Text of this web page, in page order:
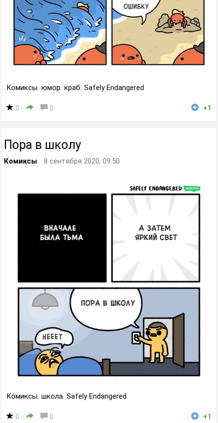
Комиксы, юмор, краб, Safely Endangered
0 0 +1
Пора в школу
Комиксы 8 сентября 2020, 09:50
Комиксы, школа, Safely Endangered
0 0 +1